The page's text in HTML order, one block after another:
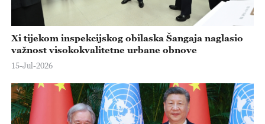
Xi tijekom inspekcijskog obilaska Šangaja naglasio
važnost visokokvalitetne urbane obnove
15-Jul-2026